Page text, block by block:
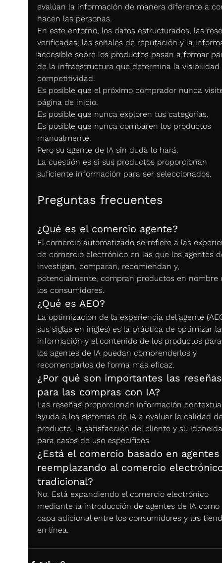
evalúan la información de manera diferente a
hacen las personas.
En este entorno, los datos estructurados, las
verificadas, las señales de reputación y la
accesible sobre los productos pasan a formar
de la infraestructura que determina la
competitividad.
Es posible que el próximo comprador nunca
página de inicio.
Es posible que nunca exploren tus categorías.
Es posible que nunca comparen los productos
manualmente.
Pero su agente de IA sin duda lo hará.
La cuestión es si sus productos proporcionan
suficiente información para ser seleccionados.
Preguntas frecuentes
¿Qué es el comercio agente?
El comercio automatizado se refiere a las
de comercio electrónico en las que los agentes
investigan, comparan, recomiendan y,
potencialmente, compran productos en nombre
los consumidores.
¿Qué es AEO?
La optimización de la experiencia del agente
sus siglas en inglés) es la práctica de optimizar
información y el contenido de los productos
los agentes de IA puedan comprenderlos y
recomendarlos de forma más eficaz.
¿Por qué son importantes las
para las compras con IA?
Las reseñas proporcionan información
ayuda a los sistemas de IA a evaluar la calidad
producto, la satisfacción del cliente y su
para casos de uso específicos.
¿Está el comercio basado en
reemplazando al comercio
tradicional?
No. Está expandiendo el comercio electrónico
mediante la introducción de agentes de IA
capa adicional entre los consumidores y las
en línea.